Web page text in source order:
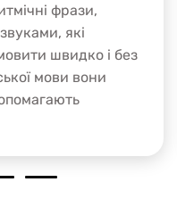
фрази,
які
швидко і без
мови вони
іноземною
3